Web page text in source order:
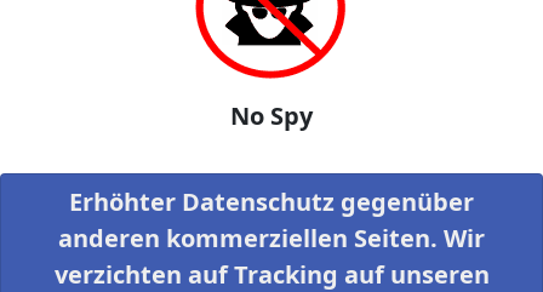
No Spy
Erhöhter Datenschutz gegenüber
anderen kommerziellen Seiten. Wir
verzichten auf Tracking auf unseren